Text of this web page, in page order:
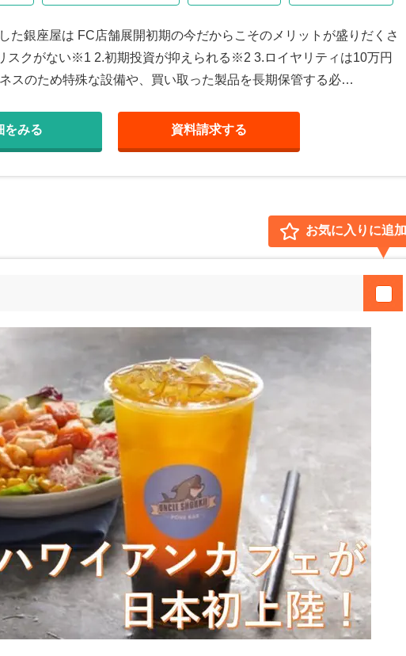
た銀座屋は FC店舗展開初期の今だからこそのメリットが盛りだくさ
スクがない※1 2.初期投資が抑えられる※2 3.ロイヤリティは10万円
のため特殊な設備や、買い取った製品を長期保管する必…
をみる 資料請求する
お気に入りに追加